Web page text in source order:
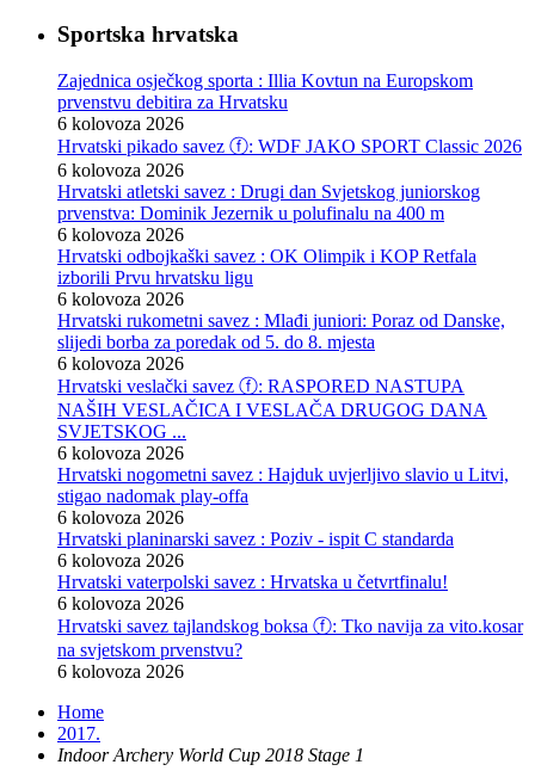
Sportska hrvatska
Zajednica osječkog sporta : Illia Kovtun na Europskom
prvenstvu debitira za Hrvatsku
6 kolovoza 2026
Hrvatski pikado savez ⓕ: WDF JAKO SPORT Classic 2026
6 kolovoza 2026
Hrvatski atletski savez : Drugi dan Svjetskog juniorskog
prvenstva: Dominik Jezernik u polufinalu na 400 m
6 kolovoza 2026
Hrvatski odbojkaški savez : OK Olimpik i KOP Retfala
izborili Prvu hrvatsku ligu
6 kolovoza 2026
Hrvatski rukometni savez : Mlađi juniori: Poraz od Danske,
slijedi borba za poredak od 5. do 8. mjesta
6 kolovoza 2026
Hrvatski veslački savez ⓕ: RASPORED NASTUPA
NAŠIH VESLAČICA I VESLAČA DRUGOG DANA
SVJETSKOG ...
6 kolovoza 2026
Hrvatski nogometni savez : Hajduk uvjerljivo slavio u Litvi,
stigao nadomak play-offa
6 kolovoza 2026
Hrvatski planinarski savez : Poziv - ispit C standarda
6 kolovoza 2026
Hrvatski vaterpolski savez : Hrvatska u četvrtfinalu!
6 kolovoza 2026
Hrvatski savez tajlandskog boksa ⓕ: Tko navija za vito.kosar
na svjetskom prvenstvu?
6 kolovoza 2026
Home
2017.
Indoor Archery World Cup 2018 Stage 1